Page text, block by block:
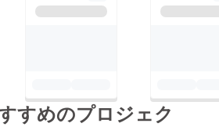
すので、
ない場合
すめのプロジェク